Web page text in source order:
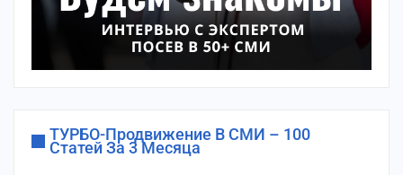
ТУРБО-Продвижение В СМИ – 100
Статей За 3 Месяца